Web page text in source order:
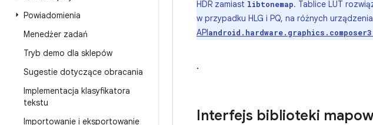
Powiadomienia
Menedżer zadań
Tryb demo dla sklepów
Sugestie dotyczące obracania
Implementacja klasyfikatora
tekstu
Importowanie i eksportowanie
HDR zamiast libtonemap. Tablice LUT
w przypadku HLG i PQ, na różnych
API
.
Interfejs biblioteki